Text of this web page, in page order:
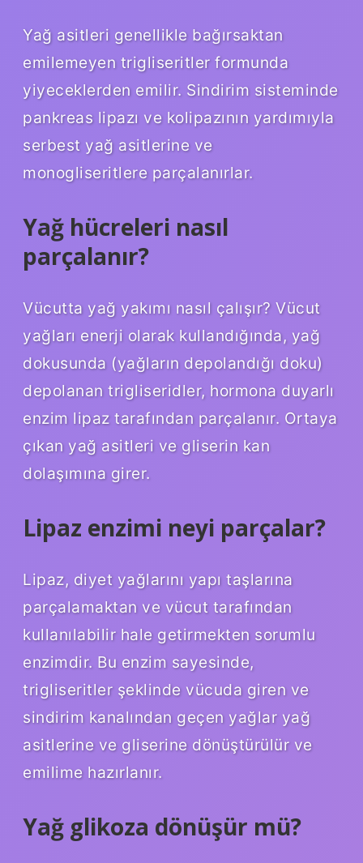
Yağ asitleri genellikle bağırsaktan
emilemeyen trigliseritler formunda
yiyeceklerden emilir. Sindirim sisteminde
pankreas lipazı ve kolipazının yardımıyla
serbest yağ asitlerine ve
monogliseritlere parçalanırlar.
Yağ hücreleri nasıl
parçalanır?
Vücutta yağ yakımı nasıl çalışır? Vücut
yağları enerji olarak kullandığında, yağ
dokusunda (yağların depolandığı doku)
depolanan trigliseridler, hormona duyarlı
enzim lipaz tarafından parçalanır. Ortaya
çıkan yağ asitleri ve gliserin kan
dolaşımına girer.
Lipaz enzimi neyi parçalar?
Lipaz, diyet yağlarını yapı taşlarına
parçalamaktan ve vücut tarafından
kullanılabilir hale getirmekten sorumlu
enzimdir. Bu enzim sayesinde,
trigliseritler şeklinde vücuda giren ve
sindirim kanalından geçen yağlar yağ
asitlerine ve gliserine dönüştürülür ve
emilime hazırlanır.
Yağ glikoza dönüşür mü?